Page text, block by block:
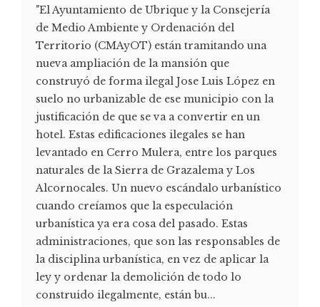
"El Ayuntamiento de Ubrique y la Consejería
de Medio Ambiente y Ordenación del
Territorio (CMAyOT) están tramitando una
nueva ampliación de la mansión que
construyó de forma ilegal Jose Luis López en
suelo no urbanizable de ese municipio con la
justificación de que se va a convertir en un
hotel. Estas edificaciones ilegales se han
levantado en Cerro Mulera, entre los parques
naturales de la Sierra de Grazalema y Los
Alcornocales. Un nuevo escándalo urbanístico
cuando creíamos que la especulación
urbanística ya era cosa del pasado. Estas
administraciones, que son las responsables de
la disciplina urbanística, en vez de aplicar la
ley y ordenar la demolición de todo lo
construido ilegalmente, están bu...